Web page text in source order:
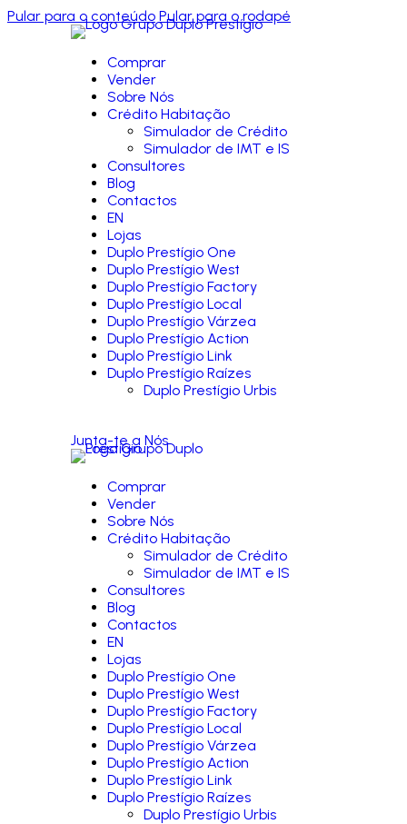
Pular para o conteúdo Pular para o rodapé
Comprar
Vender
Sobre Nós
Crédito Habitação
Simulador de Crédito
Simulador de IMT e IS
Consultores
Blog
Contactos
EN
Lojas
Duplo Prestígio One
Duplo Prestígio West
Duplo Prestígio Factory
Duplo Prestígio Local
Duplo Prestígio Várzea
Duplo Prestígio Action
Duplo Prestígio Link
Duplo Prestígio Raízes
Duplo Prestígio Urbis
Junta-te a Nós
Comprar
Vender
Sobre Nós
Crédito Habitação
Simulador de Crédito
Simulador de IMT e IS
Consultores
Blog
Contactos
EN
Lojas
Duplo Prestígio One
Duplo Prestígio West
Duplo Prestígio Factory
Duplo Prestígio Local
Duplo Prestígio Várzea
Duplo Prestígio Action
Duplo Prestígio Link
Duplo Prestígio Raízes
Duplo Prestígio Urbis